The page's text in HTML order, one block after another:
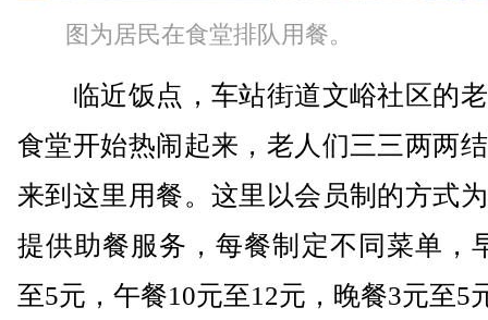
图为居民在食堂排队用餐。
临近饭点，车站街道文峪社区的
食堂开始热闹起来，老人们三三两两
来到这里用餐。这里以会员制的方式
提供助餐服务，每餐制定不同菜单，
至5元，午餐10元至12元，晚餐3元至5